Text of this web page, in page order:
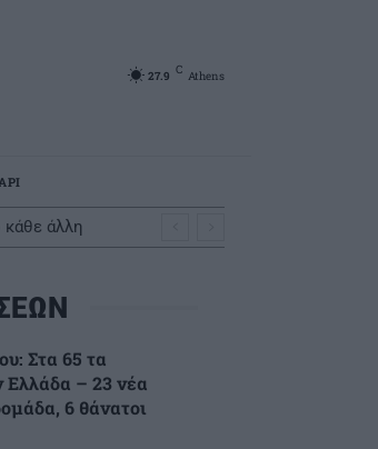
27.9 C Athens
κάθε άλλη
Στα 65 τα
– 23 νέα
6 θάνατοι